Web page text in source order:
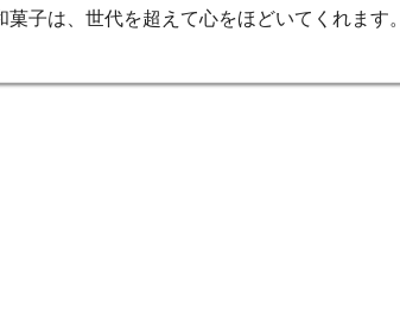
子は、世代を超えて心をほどいてくれます。